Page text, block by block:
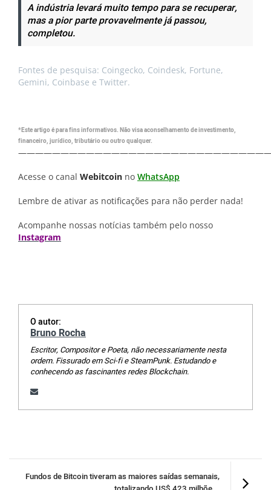
A indústria levará muito tempo para se recuperar,
mas a pior parte provavelmente já passou,
completou.
Fontes de pesquisa: Coingecko, Coindesk, Fortune,
Gemini, Coinbase e Twitter.
*Este artigo é para fins informativos. Não visa aconselhamento de investimento,
financeiro, jurídico, tributário ou outro qualquer.
Acesse o canal Webitcoin no WhatsApp
Lembre de ativar as notificações para não perder nada!
Acompanhe nossas notícias também pelo nosso
Instagram
O autor:
Bruno Rocha
Escritor, Compositor e Poeta, não necessariamente nesta
ordem. Fissurado em Sci-fi e SteamPunk. Estudando e
conhecendo as fascinantes redes Blockchain.
Fundos de Bitcoin tiveram as maiores saídas semanais,